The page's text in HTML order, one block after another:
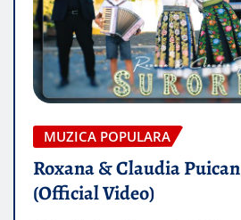
MUZICA POPULARA
Roxana & Claudia
(Official Video)